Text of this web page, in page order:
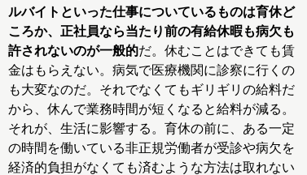
ルバイトといった仕事についているものは育休ど
ころか、正社員なら当たり前の有給休暇も病欠も
許されないのが一般的だ。休むことはできても賃
金はもらえない。病気で医療機関に診察に行くの
も大変なのだ。それでなくてもギリギリの給料だ
から、休んで業務時間が短くなると給料が減る。
それが、生活に影響する。育休の前に、ある一定
の時間を働いている非正規労働者が受診や病欠を
経済的負担がなくても済むような方法は取れない